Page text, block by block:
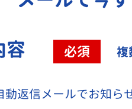
容
必須 複
返信メールでお知らせ